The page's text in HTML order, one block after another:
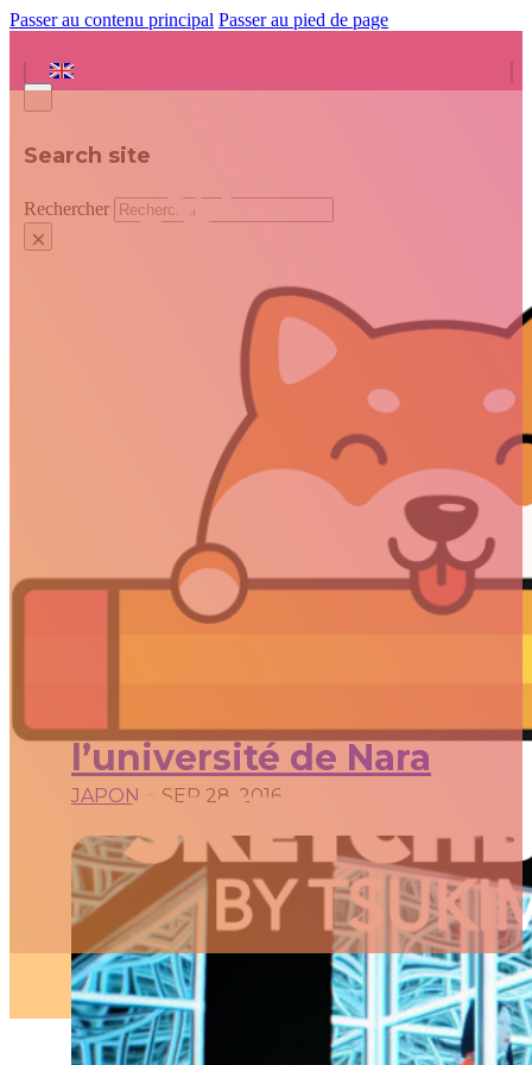
Passer au contenu principal Passer au pied de page
Search site
Rechercher
×
ARTICLES
3D
Animation
Art
Articles
l’université de Nara
JAPON ● SEP 28, 2016